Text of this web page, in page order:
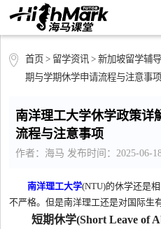
首页 > 留学资讯> 新加坡留学辅导
期与学期休学申请流程与注意事项
南洋理工大学休学政策详
流程与注意事项
作者：海马 发布时间：2025-06-
南洋理工大学(NTU)的休学还是
不严格。但是南洋理工还是对国际生
短期休学(Short Leave of